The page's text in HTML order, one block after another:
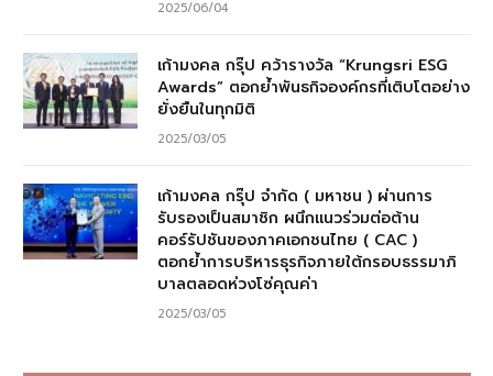
2025/06/04
เก้ามงคล กรุ๊ป คว้ารางวัล “Krungsri ESG
Awards” ตอกย้ำพันธกิจองค์กรที่เติบโตอย่าง
ยั่งยืนในทุกมิติ
2025/03/05
เก้ามงคล กรุ๊ป จำกัด ( มหาชน ) ผ่านการ
รับรองเป็นสมาชิก ผนึกแนวร่วมต่อต้าน
คอร์รัปชันของภาคเอกชนไทย ( CAC )
ตอกย้ำการบริหารธุรกิจภายใต้กรอบธรรมาภิ
บาลตลอดห่วงโซ่คุณค่า
2025/03/05